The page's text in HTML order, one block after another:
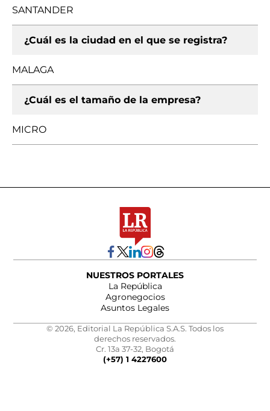
SANTANDER
¿Cuál es la ciudad en el que se registra?
MALAGA
¿Cuál es el tamaño de la empresa?
MICRO
NUESTROS PORTALES
La República
Agronegocios
Asuntos Legales
© 2026, Editorial La República S.A.S. Todos los
derechos reservados.
Cr. 13a 37-32, Bogotá
(+57) 1 4227600